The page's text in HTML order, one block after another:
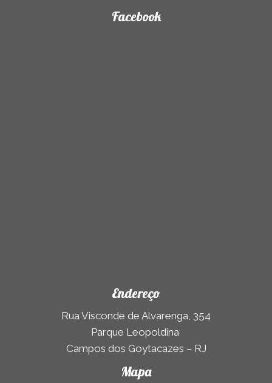
Facebook
Endereço
Rua Visconde de Alvarenga, 354
Parque Leopoldina
Campos dos Goytacazes – RJ
Mapa